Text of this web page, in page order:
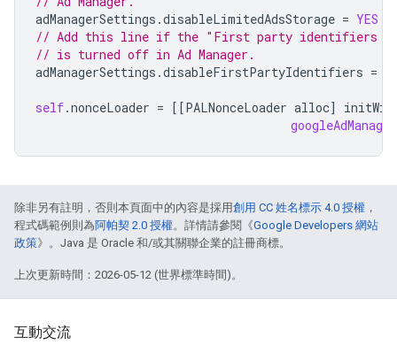
adManagerSettings .disableLimitedAdsStorage = YES
// Add this line if the "First party identifiers for
// is turned off in Ad Manager.
adManagerSettings .disableFirstPartyIdentifiers =
self.nonceLoader = [[PALNonceLoader alloc]
除非另有註明，否則本頁面中的內容是採用創用 CC 姓名標示 4.0 授權 ，
程式碼範例則為阿帕契 2.0 授權。詳情請參閱《Google Developers 網站
政策》。Java 是 Oracle 和/或其關聯企業的註冊商標。
上次更新時間：2026-05-12 (世界標準時間)。
互動交流